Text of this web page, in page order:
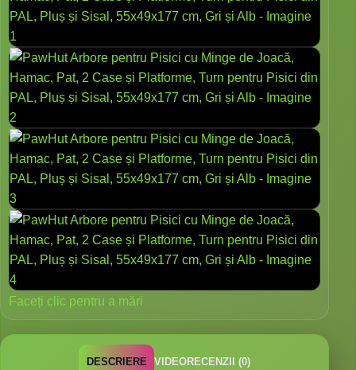
Faceți clic pentru a mări
DESCRIERE VIDEORECENZII (0)